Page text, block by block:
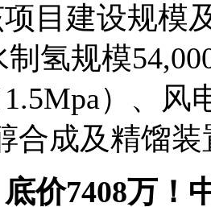
目建设规模
氢规模
1.5Mpa）、
合成及精馏
底价7408万